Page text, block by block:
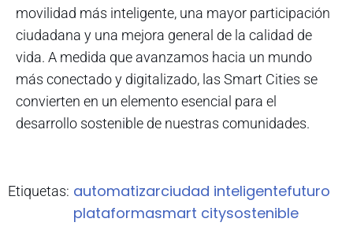
movilidad más inteligente, una mayor participación
ciudadana y una mejora general de la calidad de
vida. A medida que avanzamos hacia un mundo
más conectado y digitalizado, las Smart Cities se
convierten en un elemento esencial para el
desarrollo sostenible de nuestras comunidades.
Etiquetas: automatizarciudad inteligentefuturo
plataformasmart citysostenible